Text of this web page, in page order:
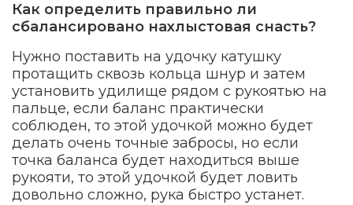
Как определить правильно ли
сбалансировано нахлыстовая снасть?
Нужно поставить на удочку катушку
протащить сквозь кольца шнур и затем
установить удилище рядом с рукоятью на
пальце, если баланс практически
соблюден, то этой удочкой можно будет
делать очень точные забросы, но если
точка баланса будет находиться выше
рукояти, то этой удочкой будет ловить
довольно сложно, рука быстро устанет.